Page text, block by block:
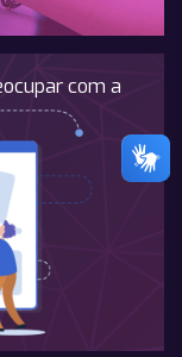
com a